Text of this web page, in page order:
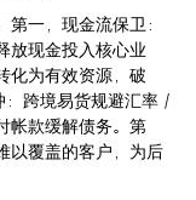
一，现金流保卫：
放现金投入核心业
化为有效资源，破
跨境易货规避汇率／
帐款缓解债务。第
以覆盖的客户，为后